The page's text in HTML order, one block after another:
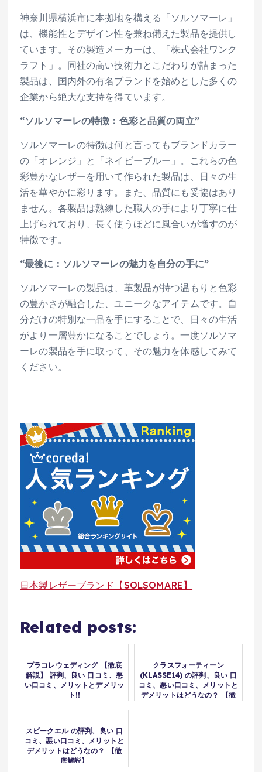
神奈川県横浜市に本拠地を構える「ソルソマーレ」
は、機能性とデザイン性を兼ね備えた製品を提供し
ています。その製造メーカーは、「株式会社ワンク
ラフト」。同社の高い技術力とこだわりが詰まった
製品は、国内外の有名ブランドを始めとした多くの
企業から絶大な支持を得ています。
“ソルソマーレの特徴：色彩と品質の両立”
ソルソマーレの特徴は何と言ってもブランドカラー
の「オレンジ」と「ネイビーブルー」。これらの色
彩豊かなレザーを用いて作られた製品は、日々の生
活を華やかに彩ります。また、品質にも妥協はあり
ません。各製品は熟練した職人の手により丁寧に仕
上げられており、長く使うほどに風合いが増すのが
特徴です。
“最後に：ソルソマーレの魅力を自分の手に”
ソルソマーレの製品は、革製品が持つ温もりと色彩
の豊かさが融合した、ユニークなアイテムです。自
分だけの特別な一品を手にすることで、日々の生活
がより一層豊かになることでしょう。一度ソルソマ
ーレの製品を手に取って、その魅力を体感してみて
ください。
日本製レザーブランド【SOLSOMARE】
Related posts:
プラコレウェディング 【徹底
解説】 評判、良い 口コミ、悪
い口コミ、メリットとデメリッ
ト!!
クラスフォーティーン
(KLASSE14) の評判、良い 口
コミ、悪い口コミ、メリットと
デメリットはどうなの？ 【徹
スピークエル の評判、良い 口
コミ、悪い口コミ、メリットと
デメリットはどうなの？ 【徹
底解説】